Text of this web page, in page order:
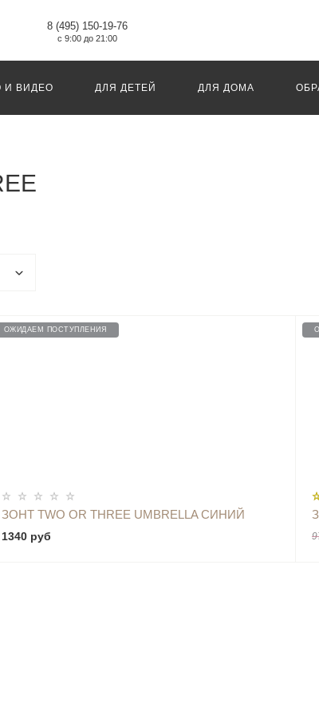
8 (495) 150-19-76
с 9:00 до 21:00
И ВИДЕО ДЛЯ ДЕТЕЙ ДЛЯ ДОМА
ОЖИДАЕМ ПОСТУПЛЕНИЯ
ЗОНТ TWO OR THREE UMBRELLA СИНИЙ
1340 руб
ОПОВЕСТИТЬ